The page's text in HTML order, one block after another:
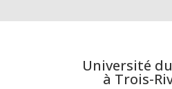
Université
à Trois-